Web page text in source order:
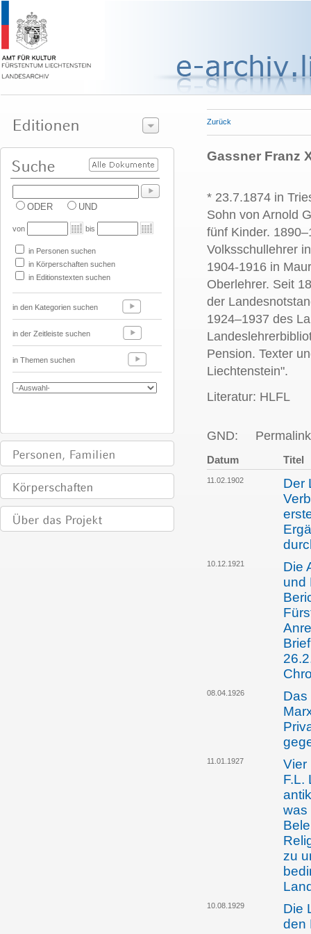
ODER UND
von bis
in Personen suchen
in Körperschaften suchen
in Editionstexten suchen
in den Kategorien suchen
in der Zeitleiste suchen
in Themen suchen
Zurück
Gassner Franz
* 23.7.1874 in
Sohn von Arnold
fünf Kinder.
Volksschullehrer
1904-1916 in
Oberlehrer. Seit
der
1924–1937 des
Pension. Texter
Liechtenstein".
Literatur: HLFL
GND:
Datum Titel
11.02.1902
Der
10.12.1921
Die
und
08.04.1926
Das
11.01.1927
Vier
F.L.
was
zu
10.08.1929
Die
den